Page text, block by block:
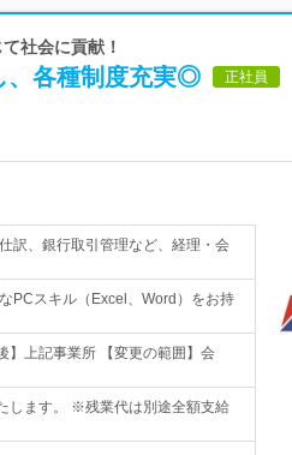
社会に貢献！
、各種制度充実◎ 正社員
訳、銀行取引管理など、経理・会
PCスキル（Excel、Word）をお持
上記事業所 【変更の範囲】会
します。 ※残業代は別途全額支給